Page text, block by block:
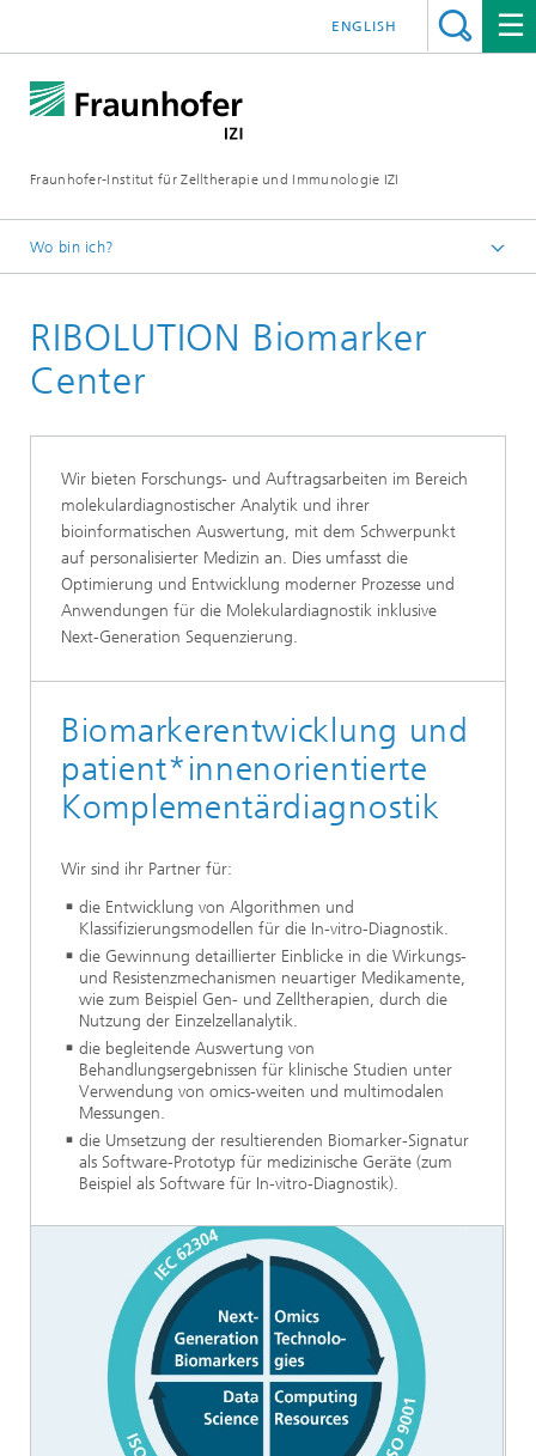
Fraunhofer-Institut für Zelltherapie und Immunologie IZI
ENGLISH
Wo bin ich?
Zentrale Einrichtungen
RIBOLUTION Biomarker
Center
Wir bieten Forschungs- und Auftragsarbeiten im Bereich
molekulardiagnostischer Analytik und ihrer
bioinformatischen Auswertung, mit dem Schwerpunkt
auf personalisierter Medizin an. Dies umfasst die
Optimierung und Entwicklung moderner Prozesse und
Anwendungen für die Molekulardiagnostik inklusive
Next-Generation Sequenzierung.
Biomarkerentwicklung und
patient*innenorientierte
Komplementärdiagnostik
Wir sind ihr Partner für:
die Entwicklung von Algorithmen und
Klassifizierungsmodellen für die In-vitro-Diagnostik.
die Gewinnung detaillierter Einblicke in die Wirkungs-
und Resistenzmechanismen neuartiger Medikamente,
wie zum Beispiel Gen- und Zelltherapien, durch die
Nutzung der Einzelzellanalytik.
die begleitende Auswertung von
Behandlungsergebnissen für klinische Studien unter
Verwendung von omics-weiten und multimodalen
Messungen.
die Umsetzung der resultierenden Biomarker-Signatur
als Software-Prototyp für medizinische Geräte (zum
Beispiel als Software für In-vitro-Diagnostik).